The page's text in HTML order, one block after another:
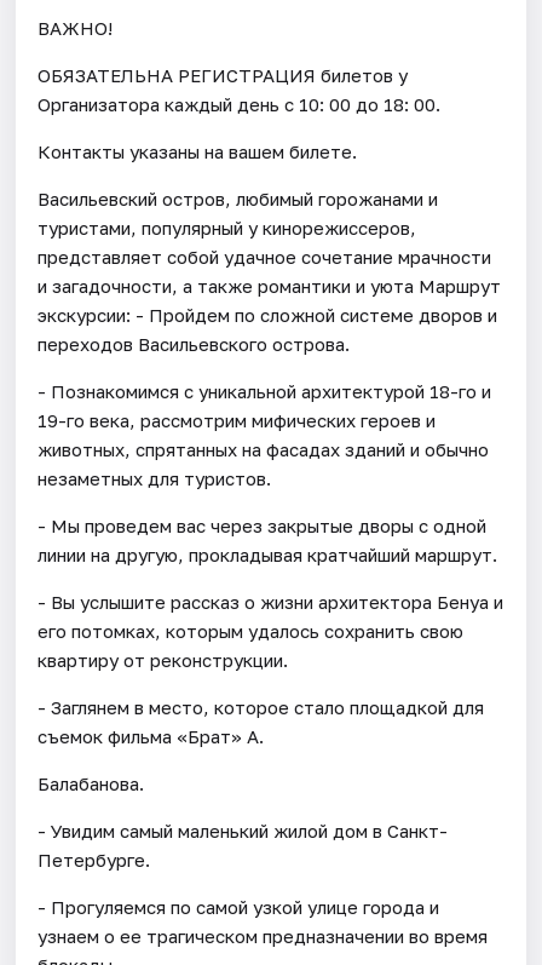
ВАЖНО!
ОБЯЗАТЕЛЬНА РЕГИСТРАЦИЯ билетов у
Организатора каждый день c 10: 00 до 18: 00.
Контакты указаны на вашем билете.
Васильевский остров, любимый горожанами и
туристами, популярный у кинорежиссеров,
представляет собой удачное сочетание мрачности
и загадочности, а также романтики и уюта Маршрут
экскурсии: - Пройдем по сложной системе дворов и
переходов Васильевского острова.
- Познакомимся с уникальной архитектурой 18-го и
19-го века, рассмотрим мифических героев и
животных, спрятанных на фасадах зданий и обычно
незаметных для туристов.
- Мы проведем вас через закрытые дворы с одной
линии на другую, прокладывая кратчайший маршрут.
- Вы услышите рассказ о жизни архитектора Бенуа и
его потомках, которым удалось сохранить свою
квартиру от реконструкции.
- Заглянем в место, которое стало площадкой для
съемок фильма «Брат» А.
Балабанова.
- Увидим самый маленький жилой дом в Санкт-
Петербурге.
- Прогуляемся по самой узкой улице города и
узнаем о ее трагическом предназначении во время